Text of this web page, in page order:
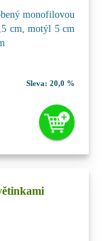
monofilovou
cm, motýl 5 cm
Sleva: 20,0 %